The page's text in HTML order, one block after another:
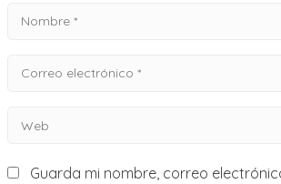
Nombre
Correo
Web
Guarda mi nombre, correo